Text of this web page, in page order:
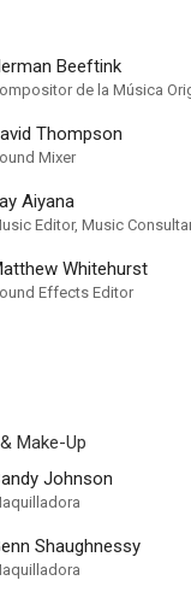
Beeftink
de la Música
Thompson
Mixer
Aiyana
Editor, Music
Whitehurst
Effects Editor
Make-Up
Johnson
Shaughnessy